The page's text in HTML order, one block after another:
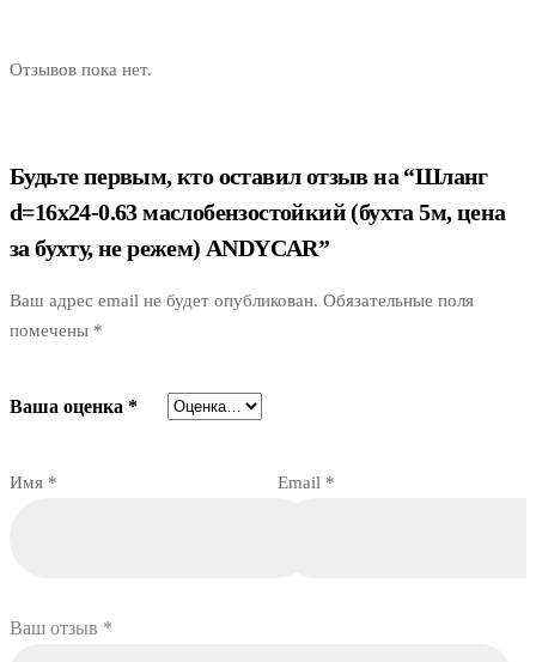
Отзывов пока нет.
Будьте первым, кто оставил отзыв на “Шланг
d=16х24-0.63 маслобензостойкий (бухта 5м, цена
за бухту, не режем) ANDYCAR”
Ваш адрес email не будет опубликован. Обязательные поля
помечены *
Имя * Email *
Ваша оценка *
Ваш отзыв *